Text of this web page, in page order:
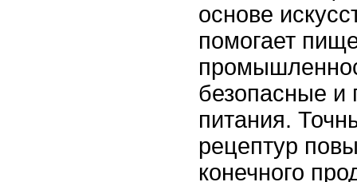
основе
помогает
безопасные и
питания.
рецептур
конечного